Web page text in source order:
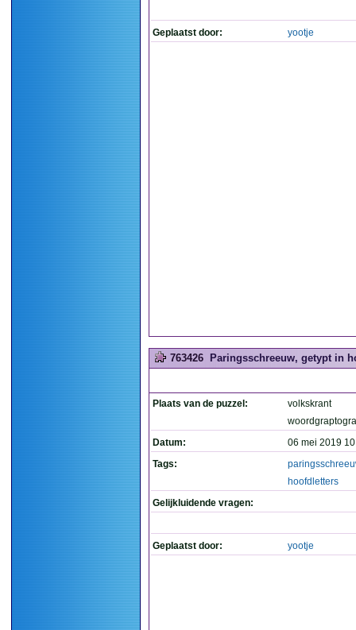
Geplaatst door: yootje
763426 Paringsschreeuw, getypt in
Plaats van de puzzel:
volkskrant
Datum:
06 mei 2019
Tags:
hoofdletters
Gelijkluidende vragen:
Geplaatst door: yootje